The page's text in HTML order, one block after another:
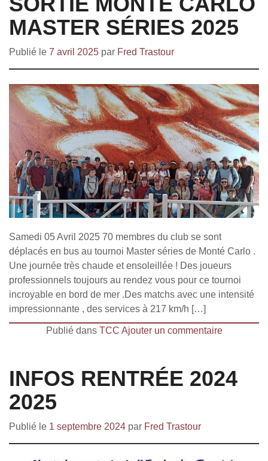
MASTER SÉRIES 2025
Publié le 7 avril 2025 par Fred Trastour
Samedi 05 Avril 2025 70 membres du club se sont
déplacés en bus au tournoi Master séries de Monté Carlo .
Une journée très chaude et ensoleillée ! Des joueurs
professionnels toujours au rendez vous pour ce tournoi
incroyable en bord de mer .Des matchs avec une intensité
impressionnante , des services à 217 km/h […]
Publié dans TCC Ajouter un commentaire
INFOS RENTRÉE 2024
2025
Publié le 1 septembre 2024 par Fred Trastour